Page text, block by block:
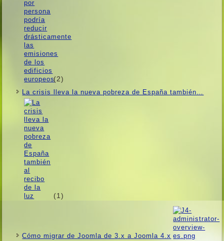
(2)
La crisis lleva la nueva pobreza de España también…
(1)
Cómo migrar de Joomla de 3.x a Joomla 4.x